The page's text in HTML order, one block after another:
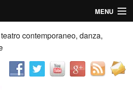
MENU
contemporaneo, danza,